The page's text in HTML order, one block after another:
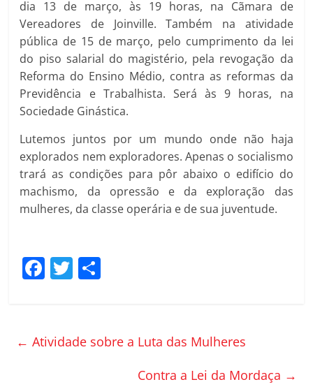
dia 13 de março, às 19 horas, na Cãmara de
Vereadores de Joinville. Também na atividade
pública de 15 de março, pelo cumprimento da lei
do piso salarial do magistério, pela revogação da
Reforma do Ensino Médio, contra as reformas da
Previdência e Trabalhista. Será às 9 horas, na
Sociedade Ginástica.
Lutemos juntos por um mundo onde não haja
explorados nem exploradores. Apenas o socialismo
trará as condições para pôr abaixo o edifício do
machismo, da opressão e da exploração das
mulheres, da classe operária e de sua juventude.
F
e
T
er p
← Atividade sobre a Luta das Mulheres
Contra a Lei da Mordaça →